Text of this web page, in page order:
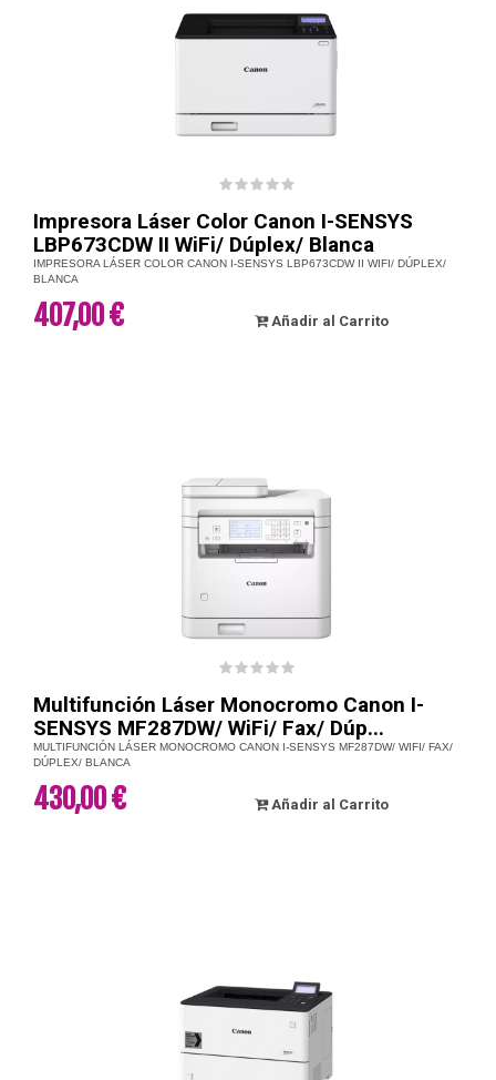
Impresora Láser Color Canon I-SENSYS
LBP673CDW II WiFi/ Dúplex/ Blanca
IMPRESORA LÁSER COLOR CANON I-SENSYS LBP673CDW II WIFI/ DÚPLEX/
BLANCA
407,00 € Añadir al Carrito
Multifunción Láser Monocromo Canon I-
SENSYS MF287DW/ WiFi/ Fax/ Dúp...
MULTIFUNCIÓN LÁSER MONOCROMO CANON I-SENSYS MF287DW/ WIFI/ FAX/
DÚPLEX/ BLANCA
430,00 € Añadir al Carrito